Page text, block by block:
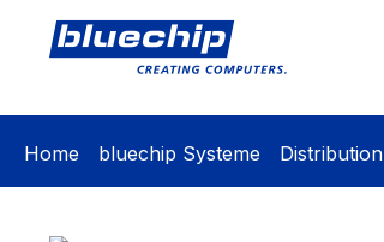
Zur Hauptnavigation springen
Home bluechip Systeme Distribution